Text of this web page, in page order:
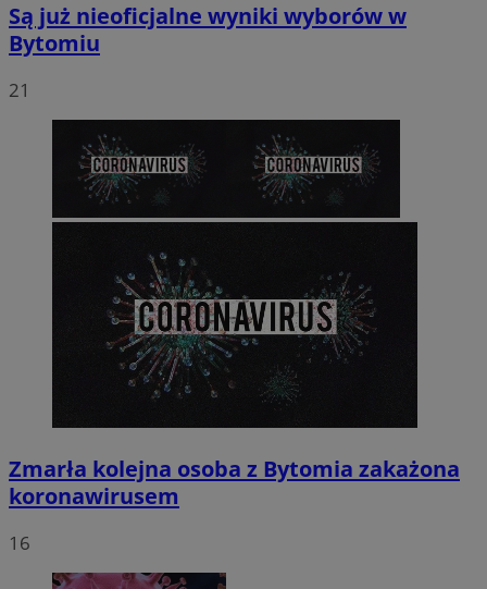
Są już nieoficjalne wyniki wyborów w
Bytomiu
21
Zmarła kolejna osoba z Bytomia zakażona
koronawirusem
16